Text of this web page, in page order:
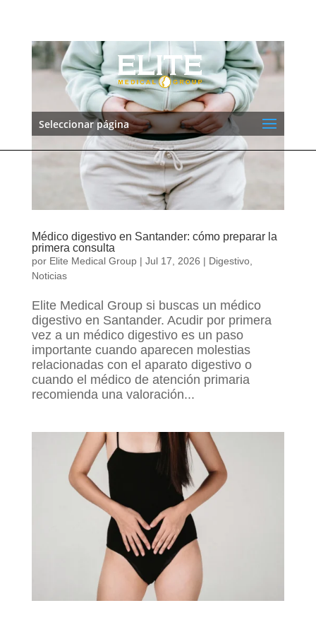
Seleccionar página
Médico digestivo en Santander: cómo preparar la
primera consulta
por Elite Medical Group| Jul 17, 2026 | Digestivo,
Noticias
Elite Medical Group si buscas un médico
digestivo en Santander. Acudir por primera
vez a un médico digestivo es un paso
importante cuando aparecen molestias
relacionadas con el aparato digestivo o
cuando el médico de atención primaria
recomienda una valoración...